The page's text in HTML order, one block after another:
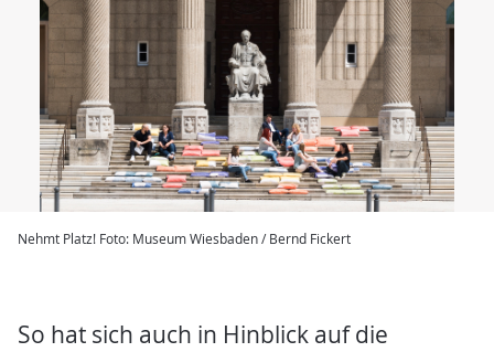
Nehmt Platz! Foto: Museum Wiesbaden / Bernd Fickert
So hat sich auch in Hinblick auf die